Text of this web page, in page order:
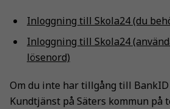
Inloggning till Skola24 (du
Inloggning till Skola24
lösenord)
Om du inte har tillgång till
Kundtjänst på Säters kommun på